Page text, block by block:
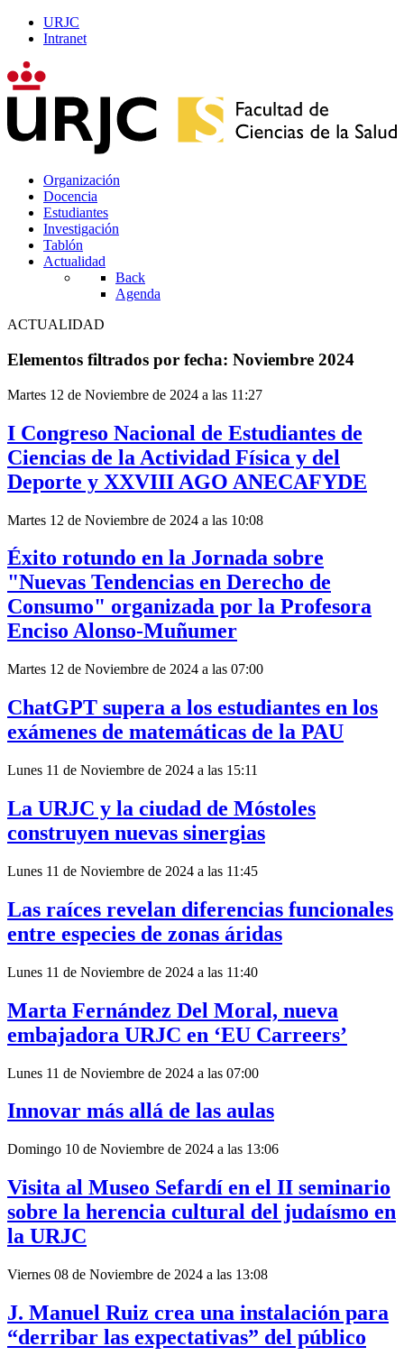
URJC
Intranet
Organización
Docencia
Estudiantes
Investigación
Tablón
Actualidad
Back
Agenda
ACTUALIDAD
Elementos filtrados por fecha: Noviembre 2024
Martes 12 de Noviembre de 2024 a las 11:27
I Congreso Nacional de Estudiantes de
Ciencias de la Actividad Física y del
Deporte y XXVIII AGO ANECAFYDE
Martes 12 de Noviembre de 2024 a las 10:08
Éxito rotundo en la Jornada sobre
"Nuevas Tendencias en Derecho de
Consumo" organizada por la Profesora
Enciso Alonso-Muñumer
Martes 12 de Noviembre de 2024 a las 07:00
ChatGPT supera a los estudiantes en los
exámenes de matemáticas de la PAU
Lunes 11 de Noviembre de 2024 a las 15:11
La URJC y la ciudad de Móstoles
construyen nuevas sinergias
Lunes 11 de Noviembre de 2024 a las 11:45
Las raíces revelan diferencias funcionales
entre especies de zonas áridas
Lunes 11 de Noviembre de 2024 a las 11:40
Marta Fernández Del Moral, nueva
embajadora URJC en ‘EU Carreers’
Lunes 11 de Noviembre de 2024 a las 07:00
Innovar más allá de las aulas
Domingo 10 de Noviembre de 2024 a las 13:06
Visita al Museo Sefardí en el II seminario
sobre la herencia cultural del judaísmo en
la URJC
Viernes 08 de Noviembre de 2024 a las 13:08
J. Manuel Ruiz crea una instalación para
“derribar las expectativas” del público